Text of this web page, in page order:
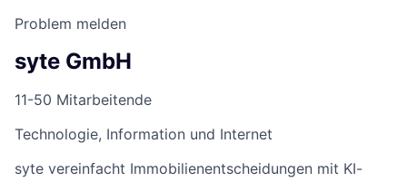
Problem melden
syte GmbH
11-50 Mitarbeitende
Technologie, Information und Internet
syte vereinfacht Immobilienentscheidungen mit KI-